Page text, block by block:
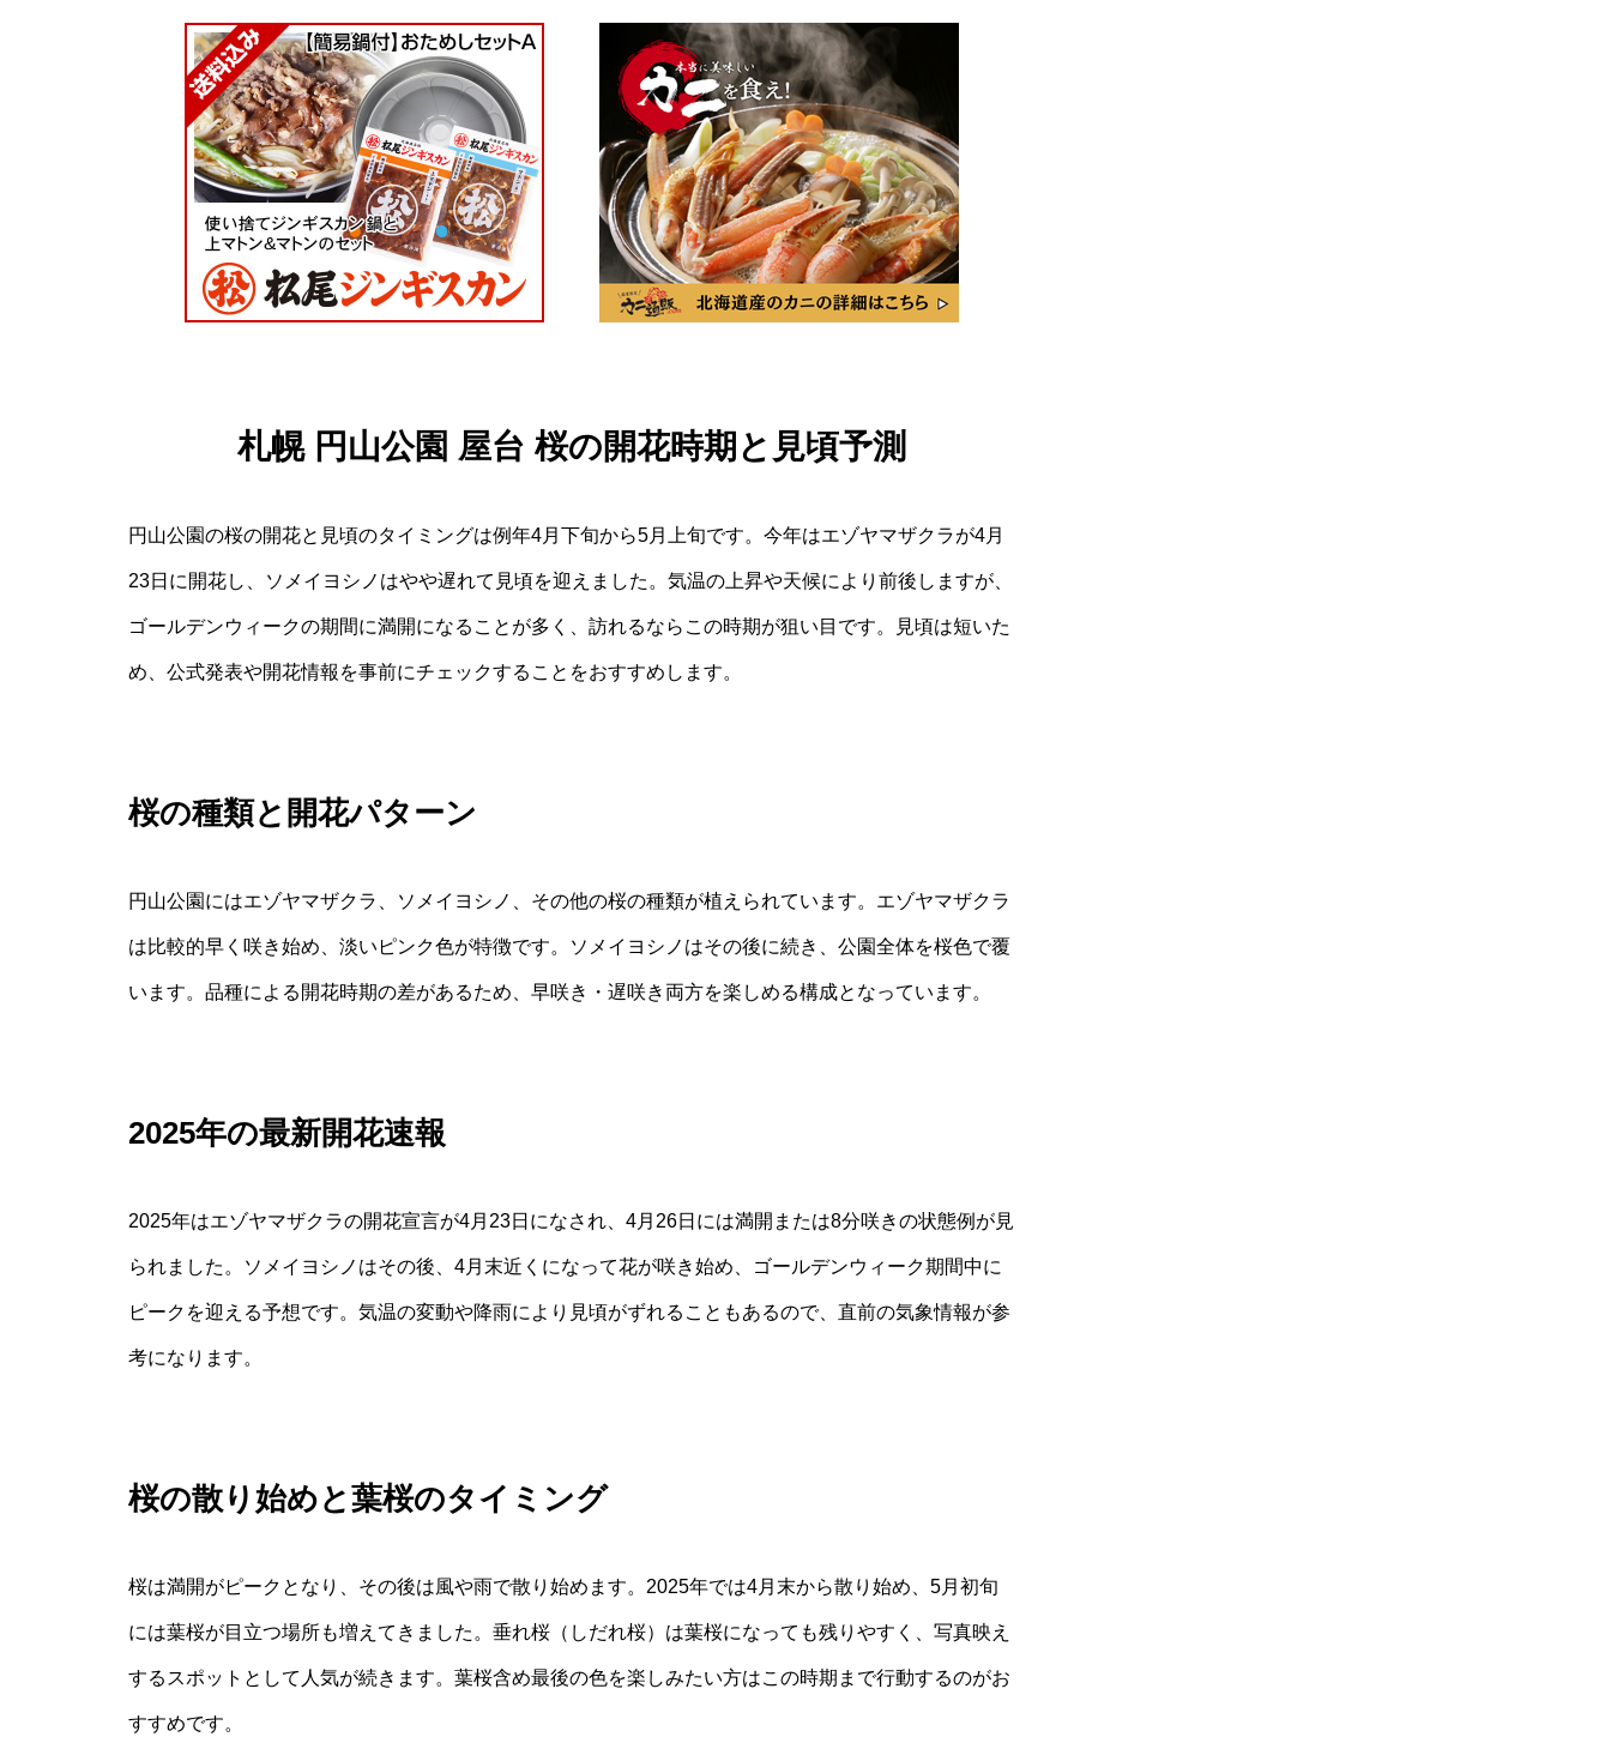
札幌 円山公園 屋台 桜の開花時期と見頃予測
円山公園の桜の開花と見頃のタイミングは例年4月下旬から5月上旬です。今年はエゾヤマザクラが4月
23日に開花し、ソメイヨシノはやや遅れて見頃を迎えました。気温の上昇や天候により前後しますが、
ゴールデンウィークの期間に満開になることが多く、訪れるならこの時期が狙い目です。見頃は短いた
め、公式発表や開花情報を事前にチェックすることをおすすめします。
桜の種類と開花パターン
円山公園にはエゾヤマザクラ、ソメイヨシノ、その他の桜の種類が植えられています。エゾヤマザクラ
は比較的早く咲き始め、淡いピンク色が特徴です。ソメイヨシノはその後に続き、公園全体を桜色で覆
います。品種による開花時期の差があるため、早咲き・遅咲き両方を楽しめる構成となっています。
2025年の最新開花速報
2025年はエゾヤマザクラの開花宣言が4月23日になされ、4月26日には満開または8分咲きの状態例が見
られました。ソメイヨシノはその後、4月末近くになって花が咲き始め、ゴールデンウィーク期間中に
ピークを迎える予想です。気温の変動や降雨により見頃がずれることもあるので、直前の気象情報が参
考になります。
桜の散り始めと葉桜のタイミング
桜は満開がピークとなり、その後は風や雨で散り始めます。2025年では4月末から散り始め、5月初旬
には葉桜が目立つ場所も増えてきました。垂れ桜（しだれ桜）は葉桜になっても残りやすく、写真映え
するスポットとして人気が続きます。葉桜含め最後の色を楽しみたい方はこの時期まで行動するのがお
すすめです。